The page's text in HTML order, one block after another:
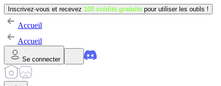
Inscrivez-vous et recevez 100 crédits gratuits pour utiliser les outils !
Accueil
Accueil
Se connecter